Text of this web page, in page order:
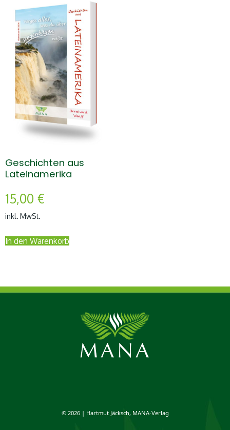
Geschichten aus
Lateinamerika
15,00 €
inkl. MwSt.
In den Warenkorb
© 2026 | Hartmut Jäcksch, MANA-Verlag